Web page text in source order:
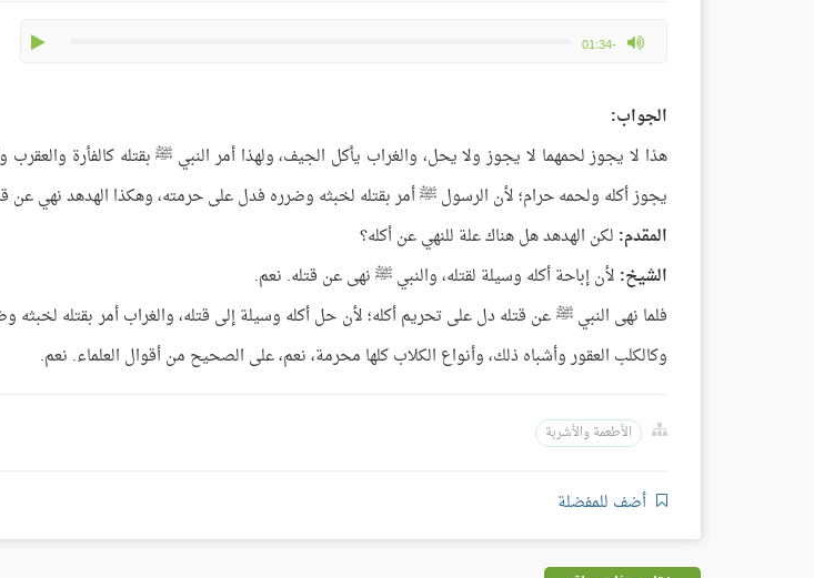
-01:34
max volume
الجواب:
هذا لا يجوز لحمهما لا يجوز ولا يحل، والغراب يأكل الجيف، ولهذا أمر النبي ﷺ بقتله كالفأرة والعقرب
يجوز أكله ولحمه حرام؛ لأن الرسول ﷺ أمر بقتله لخبثه وضرره فدل على حرمته، وهكذا الهدهد نهي عن
المقدم: لكن الهدهد هل هناك علة للنهي عن أكله؟
الشيخ: لأن إباحة أكله وسيلة لقتله، والنبي ﷺ نهى عن قتله. نعم.
فلما نهى النبي ﷺ عن قتله دل على تحريم أكله؛ لأن حل أكله وسيلة إلى قتله، والغراب أمر بقتله لخبثه
وكالكلب العقور وأشباه ذلك، وأنواع الكلاب كلها محرمة، نعم، على الصحيح من أقوال العلماء. نعم.
الأطعمة والأشربة
أضف للمفضلة